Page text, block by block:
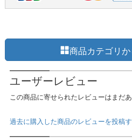
商品カテゴリ
ユーザーレビュー
この商品に寄せられたレビューはまだあ
過去に購入した商品のレビューを投稿す